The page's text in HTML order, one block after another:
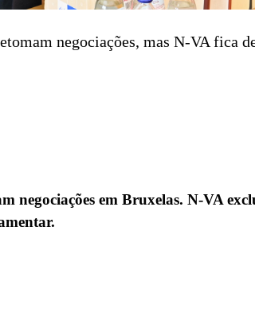
negociações, mas N-VA fica
negociações em Bruxelas. N-VA